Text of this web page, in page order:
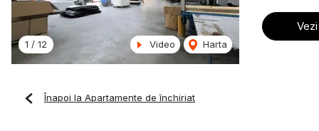
1 / 12 Video Harta
Înapoi la Apartamente de închiriat